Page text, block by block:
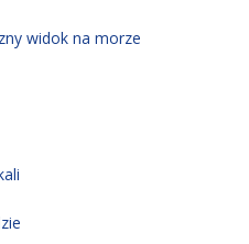
widok na morze